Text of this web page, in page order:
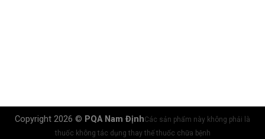
Copyright 2026 © PQA Nam ĐịnhCác sản phẩm này không phải là
thuốc không tác dụng thay thế thuốc chữa bệnh